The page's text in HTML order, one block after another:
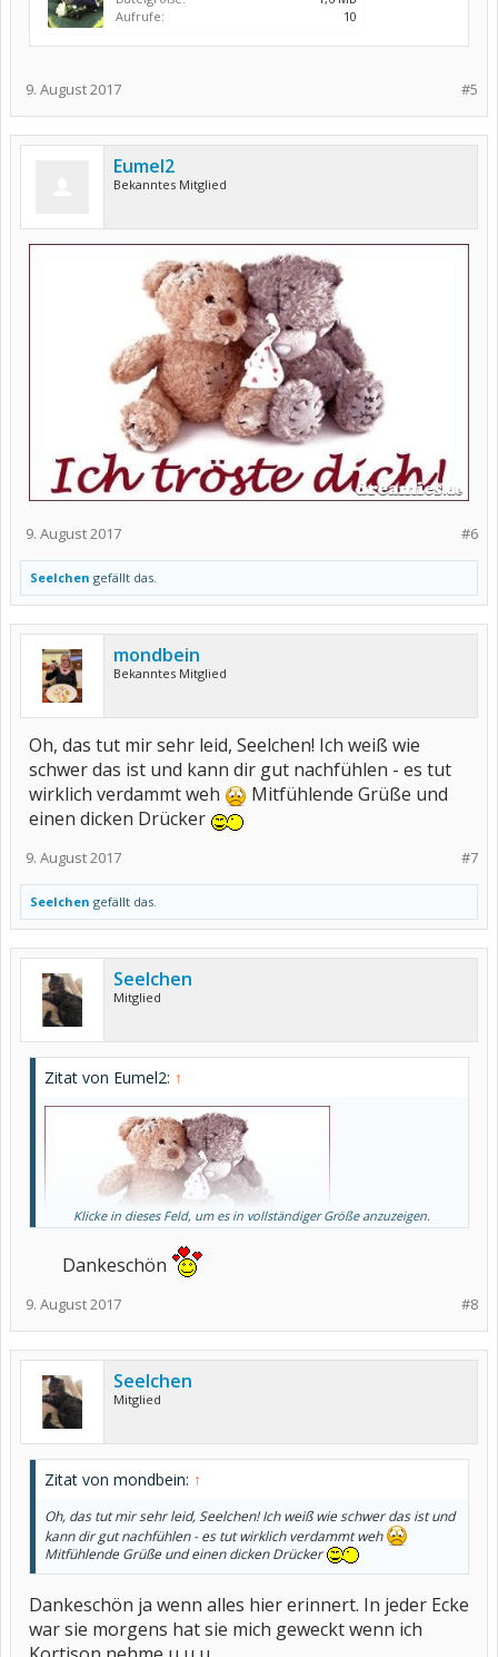
Aufrufe:
10
#5
9. August 2017
Eumel2
Bekanntes Mitglied
#6
9. August 2017
Seelchen gefällt das.
mondbein
Bekanntes Mitglied
Oh, das tut mir sehr leid, Seelchen! Ich weiß wie
schwer das ist und kann dir gut nachfühlen - es tut
wirklich verdammt weh
Mitfühlende Grüße und
einen dicken Drücker
#7
9. August 2017
Seelchen gefällt das.
Seelchen
Mitglied
Zitat von Eumel2: ↑
Klicke in dieses Feld, um es in vollständiger Größe anzuzeigen.
Dankeschön
#8
9. August 2017
Seelchen
Mitglied
Zitat von mondbein: ↑
Oh, das tut mir sehr leid, Seelchen! Ich weiß wie schwer das ist und
kann dir gut nachfühlen - es tut wirklich verdammt weh
Mitfühlende Grüße und einen dicken Drücker
Dankeschön ja wenn alles hier erinnert. In jeder Ecke
war sie morgens hat sie mich geweckt wenn ich